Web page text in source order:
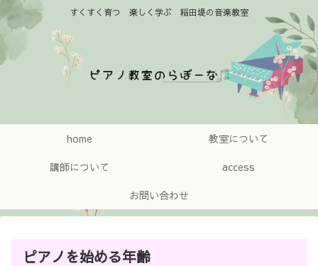
すくすく育つ 楽しく学ぶ 稲田堤の音楽教室
home
教室について
講師について
access
お問い合わせ
ピアノを始める年齢